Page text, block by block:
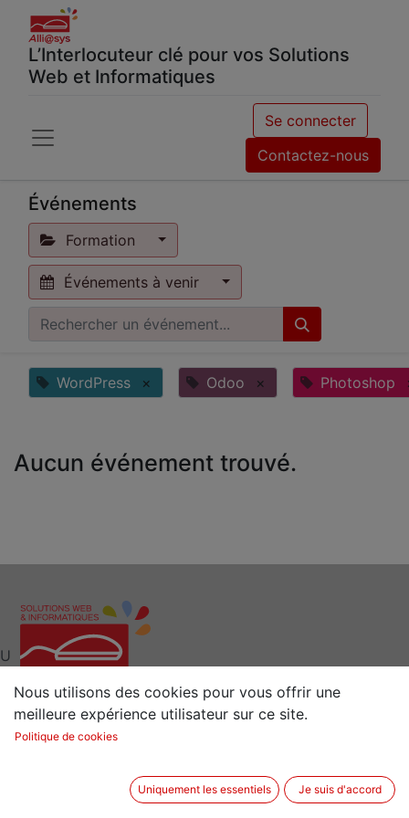
L’Interlocuteur clé pour vos Solutions
Web et Informatiques
Se connecter
Contactez-nous
Événements
Formation
Événements à venir
WordPress × Odoo × Photoshop
Aucun événement trouvé.
Interlocuteur clé pour vos Solutions Web et
Informatiques
2 rue de la Sénestrais
U
Nous utilisons des cookies pour vous offrir une
meilleure expérience utilisateur sur ce site.
Politique de cookies
Uniquement les essentiels Je suis d'accord